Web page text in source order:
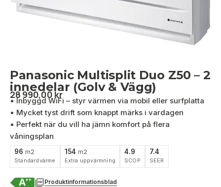
Panasonic Multisplit Duo Z50 – 2
innedelar (Golv & Vägg)
28 990,00kr
• Inbyggd WiFi – styr värmen via mobil eller surfplatta
• Mycket tyst drift som knappt märks i vardagen
• Perfekt när du vill ha jämn komfort på flera
våningsplan
96 m2
Standardvärme
154 m2
Extra uppvärmning
4.9
SCOP
7.4
SEER
Produktinformationsblad